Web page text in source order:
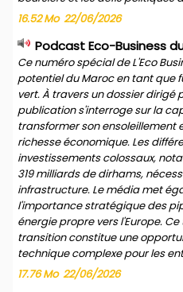
16.52 Mo 22/06/2026
Podcast Eco-Business
Ce numéro spécial de L'Eco
potentiel du Maroc en tant que
vert. À travers un dossier dirigé
publication s'interroge sur la
transformer son ensoleillement
richesse économique. Les
investissements colossaux,
319 milliards de dirhams,
infrastructure. Le média met
l'importance stratégique des
énergie propre vers l'Europe.
transition constitue une
technique complexe pour les
17.76 Mo 22/06/2026